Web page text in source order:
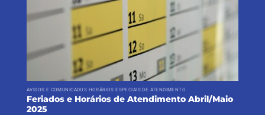
AVISOS E COMUNICADOS HORÁRIOS ESPECIAIS DE ATENDIMENTO
Feriados e Horários de Atendimento Abril/Maio
2025